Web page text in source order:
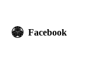
Facebook